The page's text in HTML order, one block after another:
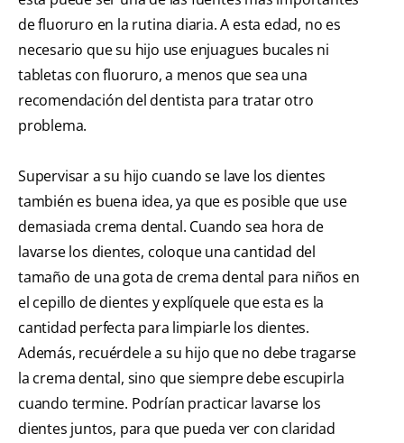
de fluoruro en la rutina diaria. A esta edad, no es
necesario que su hijo use enjuagues bucales ni
tabletas con fluoruro, a menos que sea una
recomendación del dentista para tratar otro
problema.
Supervisar a su hijo cuando se lave los dientes
también es buena idea, ya que es posible que use
demasiada crema dental. Cuando sea hora de
lavarse los dientes, coloque una cantidad del
tamaño de una gota de crema dental para niños en
el cepillo de dientes y explíquele que esta es la
cantidad perfecta para limpiarle los dientes.
Además, recuérdele a su hijo que no debe tragarse
la crema dental, sino que siempre debe escupirla
cuando termine. Podrían practicar lavarse los
dientes juntos, para que pueda ver con claridad